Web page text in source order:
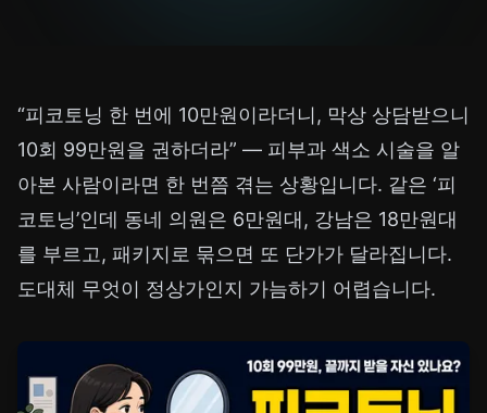
“피코토닝 한 번에 10만원이라더니, 막상 상담받으니
10회 99만원을 권하더라” — 피부과 색소 시술을 알
아본 사람이라면 한 번쯤 겪는 상황입니다. 같은 ‘피
코토닝’인데 동네 의원은 6만원대, 강남은 18만원대
를 부르고, 패키지로 묶으면 또 단가가 달라집니다.
도대체 무엇이 정상가인지 가늠하기 어렵습니다.